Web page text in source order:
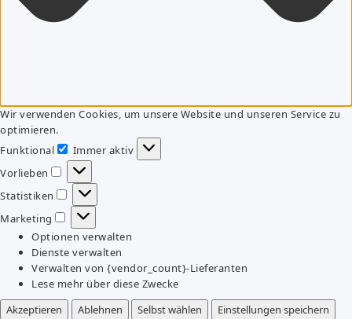
Wir verwenden Cookies, um unsere Website und unseren Service zu
optimieren.
Funktional
Funktional
Immer aktiv
Vorlieben
Vorlieben
Statistiken
Statistiken
Marketing
Marketing
Optionen verwalten
Dienste verwalten
Verwalten von {vendor_count}-Lieferanten
Lese mehr über diese Zwecke
Akzeptieren
Ablehnen Selbst wählen
Einstellungen speichern